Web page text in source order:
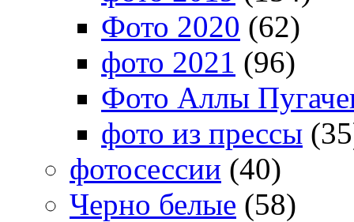
Фото 2020 (62)
фото 2021 (96)
Фото Аллы
фото из прессы
фотосессии (40)
Черно белые (58)